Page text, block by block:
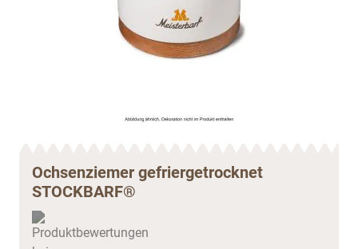
Ochsenziemer gefriergetrocknet
STOCKBARF®